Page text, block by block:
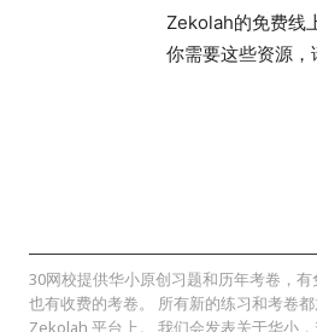
Zekolah的免费线
你需要这些资源，
30网校提供华小原创习题和历年考卷，有
也有收费的考卷。 所有新的练习和考卷
Zekolah 平台上。 我们会发表关于华小